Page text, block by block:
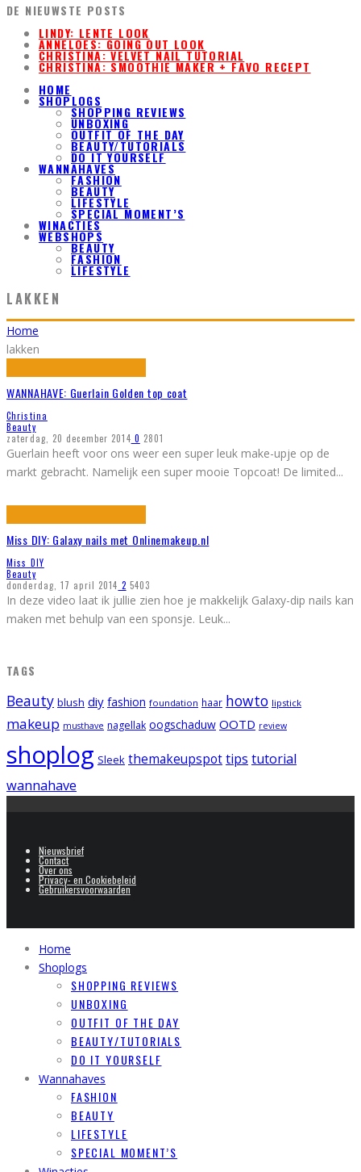
DE NIEUWSTE POSTS
LINDY: LENTE LOOK
ANNELOES: GOING OUT LOOK
CHRISTINA: VELVET NAIL TUTORIAL
CHRISTINA: SMOOTHIE MAKER + FAVO RECEPT
HOME
SHOPLOGS
SHOPPING REVIEWS
UNBOXING
OUTFIT OF THE DAY
BEAUTY/TUTORIALS
DO IT YOURSELF
WANNAHAVES
FASHION
BEAUTY
LIFESTYLE
SPECIAL MOMENT’S
WINACTIES
WEBSHOPS
BEAUTY
FASHION
LIFESTYLE
LAKKEN
Home
lakken
WANNAHAVE: Guerlain Golden top coat
Christina
Beauty
zaterdag, 20 december 2014 0 2801
Guerlain heeft voor ons weer een super leuk make-upje op de
markt gebracht. Namelijk een super mooie Topcoat! De limited...
Miss DIY: Galaxy nails met Onlinemakeup.nl
Miss DIY
Beauty
donderdag, 17 april 2014 2 5403
In deze video laat ik jullie zien hoe je makkelijk Galaxy-dip nails kan
maken met behulp van een sponsje. Leuk...
TAGS
Beauty blush diy fashion foundation haar howto lipstick
makeup musthave nagellak oogschaduw OOTD review
shoplog Sleek themakeupspottips tutorial
wannahave
Nieuwsbrief
Contact
Over ons
Privacy- en Cookiebeleid
Gebruikersvoorwaarden
Home
Shoplogs
SHOPPING REVIEWS
UNBOXING
OUTFIT OF THE DAY
BEAUTY/TUTORIALS
DO IT YOURSELF
Wannahaves
FASHION
BEAUTY
LIFESTYLE
SPECIAL MOMENT’S